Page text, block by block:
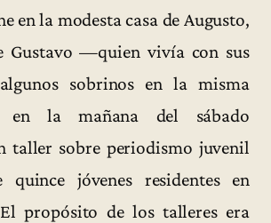
en la modesta casa de Augusto,
Gustavo —quien vivía con sus
sobrinos en la misma
la mañana del sábado
taller sobre periodismo juvenil
quince jóvenes residentes en
El propósito de los talleres era